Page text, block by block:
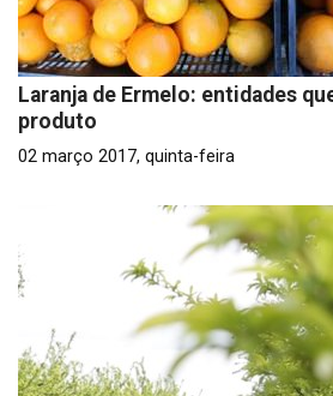
Laranja de Ermelo: entidades
produto
02 março 2017, quinta-feira